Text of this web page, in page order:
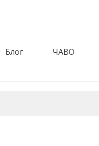
Блог ЧАВО